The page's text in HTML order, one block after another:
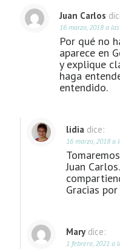
Juan Carlos
16 marzo, 2018 a
Por qué no
aparece en
y explique
haga
entendido.
lidia dice:
16 marzo, 2018 a
Juan
Gracias
Mary dice:
1 febrero, 2021 a